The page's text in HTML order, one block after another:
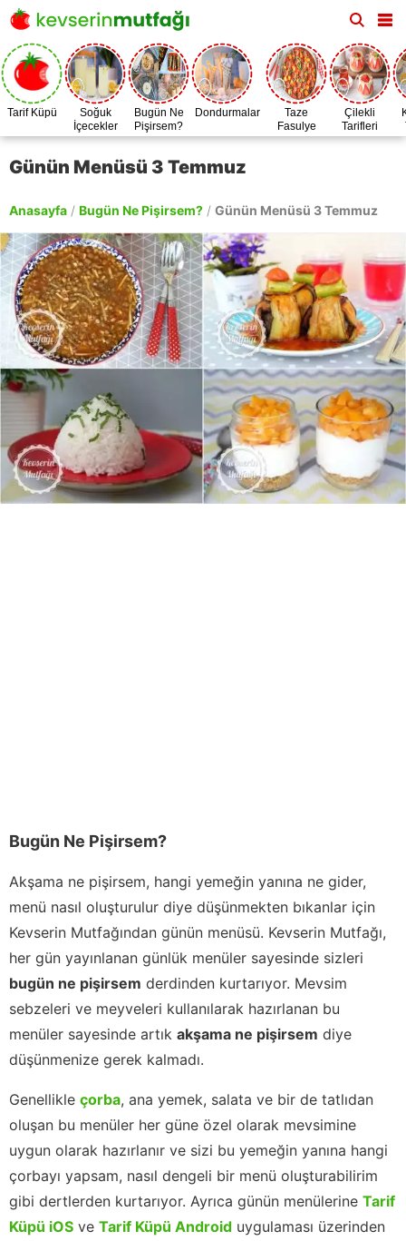
Tarif Küpü
Soğuk
İçecekler
Bugün Ne
Pişirsem?
Dondurmalar
Taze
Fasulye
Zamanı
Çilekli
Tarifleri
Günün Menüsü 3 Temmuz
Anasayfa / Bugün Ne Pişirsem? / Günün Menüsü 3 Temmuz
Bugün Ne Pişirsem?
Akşama ne pişirsem, hangi yemeğin yanına ne gider,
menü nasıl oluşturulur diye düşünmekten bıkanlar için
Kevserin Mutfağından günün menüsü. Kevserin Mutfağı,
her gün yayınlanan günlük menüler sayesinde sizleri
bugün ne pişirsem derdinden kurtarıyor. Mevsim
sebzeleri ve meyveleri kullanılarak hazırlanan bu
menüler sayesinde artık akşama ne pişirsem diye
düşünmenize gerek kalmadı.
Genellikle çorba, ana yemek, salata ve bir de tatlıdan
oluşan bu menüler her güne özel olarak mevsimine
uygun olarak hazırlanır ve sizi bu yemeğin yanına hangi
çorbayı yapsam, nasıl dengeli bir menü oluşturabilirim
gibi dertlerden kurtarıyor. Ayrıca günün menülerine Tarif
Küpü iOS ve Tarif Küpü Android uygulaması üzerinden